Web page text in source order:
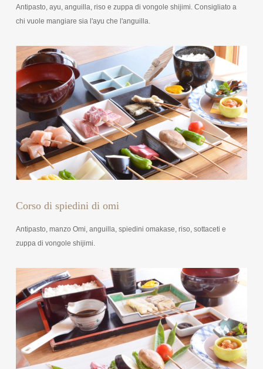
Antipasto, ayu, anguilla, riso e zuppa di vongole shijimi. Consigliato a
chi vuole mangiare sia l'ayu che l'anguilla.
Corso di spiedini di omi
Antipasto, manzo Omi, anguilla, spiedini omakase, riso, sottaceti e
zuppa di vongole shijimi.